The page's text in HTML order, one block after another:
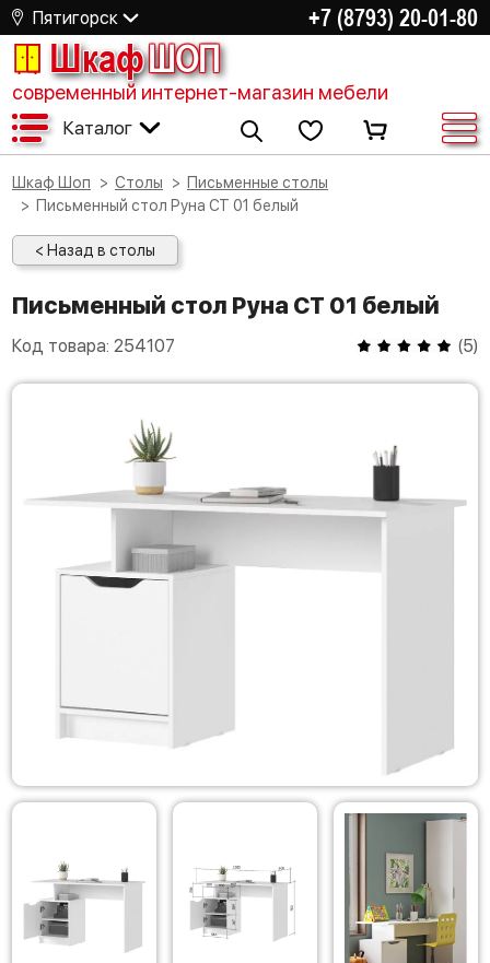
Пятигорск +7 (8793) 20-01-80
ШкафШОП
современный интернет-магазин мебели
Каталог
Шкаф Шоп Столы
Письменные столы
Письменный стол Руна СТ 01 белый
< Назад в столы
Письменный стол Руна СТ 01 белый
Код товара: 254107 (5)